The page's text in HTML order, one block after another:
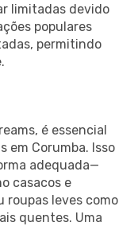
limitadas devido
populares
permitindo
é essencial
em Corumba. Isso
adequada—
casacos e
roupas leves como
quentes. Uma